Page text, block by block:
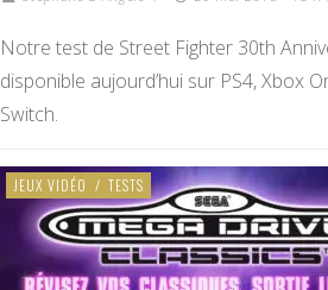
Notre test de Street Fighter 30th
disponible aujourd’hui sur PS4, Xbox
Switch.
JEUX VIDÉO / TESTS